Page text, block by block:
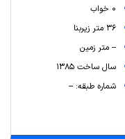
0 خواب
36 متر زیربنا
-- متر زمین
سال ساخت 1385
شماره طبقه: --